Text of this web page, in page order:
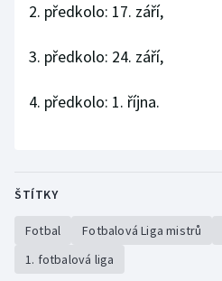
2. předkolo: 17. září,
3. předkolo: 24. září,
4. předkolo: 1. října.
ŠTÍTKY
Fotbal Fotbalová Liga mistrů
1. fotbalová liga